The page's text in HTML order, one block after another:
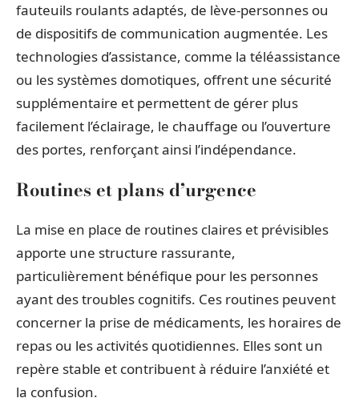
fauteuils roulants adaptés, de lève-personnes ou
de dispositifs de communication augmentée. Les
technologies d’assistance, comme la téléassistance
ou les systèmes domotiques, offrent une sécurité
supplémentaire et permettent de gérer plus
facilement l’éclairage, le chauffage ou l’ouverture
des portes, renforçant ainsi l’indépendance.
Routines et plans d’urgence
La mise en place de routines claires et prévisibles
apporte une structure rassurante,
particulièrement bénéfique pour les personnes
ayant des troubles cognitifs. Ces routines peuvent
concerner la prise de médicaments, les horaires de
repas ou les activités quotidiennes. Elles sont un
repère stable et contribuent à réduire l’anxiété et
la confusion.